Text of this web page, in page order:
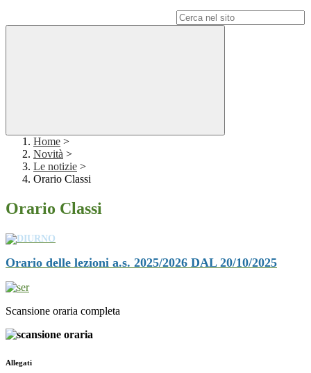
Home >
Novità >
Le notizie >
Orario Classi
Orario Classi
Orario delle lezioni a.s. 2025/2026 DAL 20/10/2025
Scansione oraria completa
Allegati